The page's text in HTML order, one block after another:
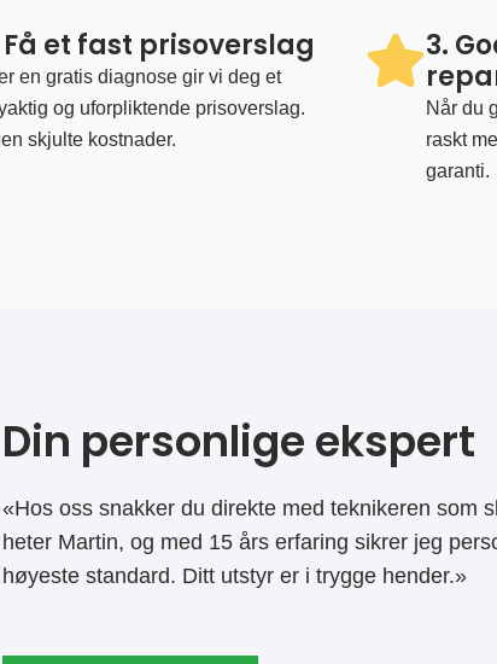
Få et fast prisoverslag
en gratis diagnose gir vi deg et
og uforpliktende prisoverslag.
skjulte kostnader.
3.
Når du
raskt
garanti.
Din personlige ekspert
«Hos oss snakker du direkte med teknikeren som
heter Martin, og med 15 års erfaring sikrer jeg
høyeste standard. Ditt utstyr er i trygge hender.»